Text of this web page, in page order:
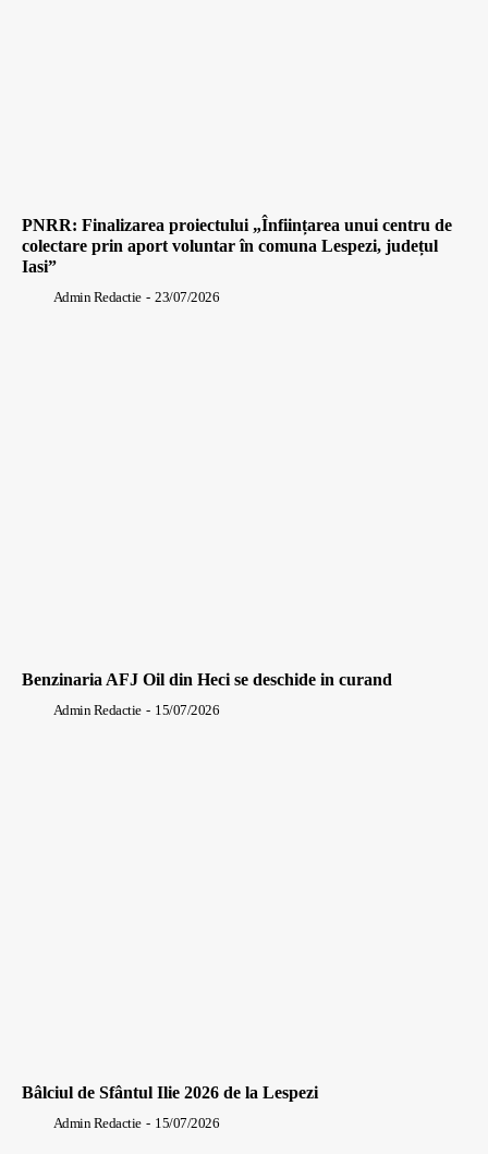
PNRR: Finalizarea proiectului „Înființarea unui centru de
colectare prin aport voluntar în comuna Lespezi, județul
Iasi”
Admin Redactie - 23/07/2026
Benzinaria AFJ Oil din Heci se deschide in curand
Admin Redactie - 15/07/2026
Bâlciul de Sfântul Ilie 2026 de la Lespezi
Admin Redactie - 15/07/2026